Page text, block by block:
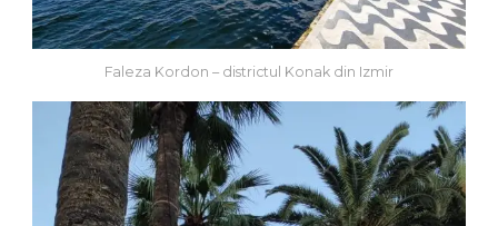
Faleza Kordon – districtul Konak din Izmir